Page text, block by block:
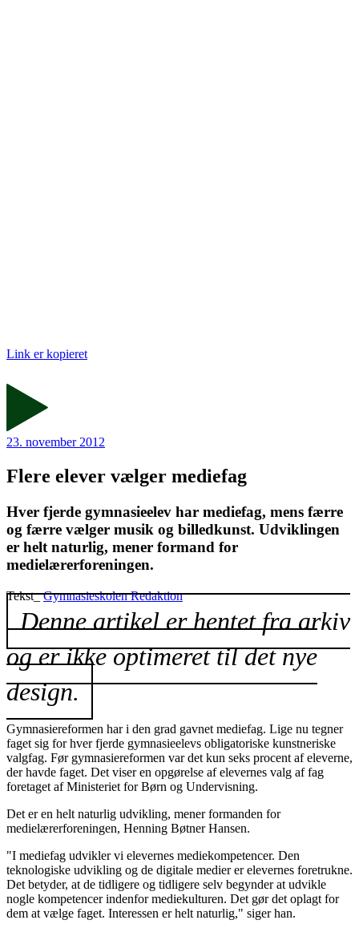
Link er kopieret
23. november 2012
Flere elever vælger mediefag
Hver fjerde gymnasieelev har mediefag, mens færre
og færre vælger musik og billedkunst. Udviklingen
er helt naturlig, mener formand for
medielærerforeningen.
Tekst_Gymnasieskolen Redaktion
Denne artikel er hentet fra arkiv
og er ikke optimeret til det nye
design.
Gymnasiereformen har i den grad gavnet mediefag. Lige nu tegner
faget sig for hver fjerde gymnasieelevs obligatoriske kunstneriske
valgfag. Før gymnasiereformen var det kun seks procent af eleverne,
der havde faget. Det viser en opgørelse af elevernes valg af fag
foretaget af Ministeriet for Børn og Undervisning.
Det er en helt naturlig udvikling, mener formanden for
medielærerforeningen, Henning Bøtner Hansen.
"I mediefag udvikler vi elevernes mediekompetencer. Den
teknologiske udvikling og de digitale medier er elevernes foretrukne.
Det betyder, at de tidligere og tidligere selv begynder at udvikle
nogle kompetencer indenfor mediekulturen. Det gør det oplagt for
dem at vælge faget. Interessen er helt naturlig," siger han.